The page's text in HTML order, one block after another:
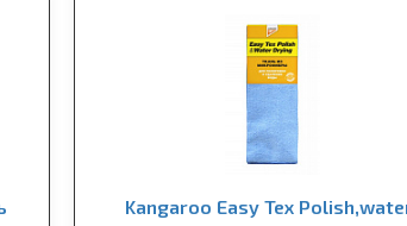
Kangaroo Easy Tex